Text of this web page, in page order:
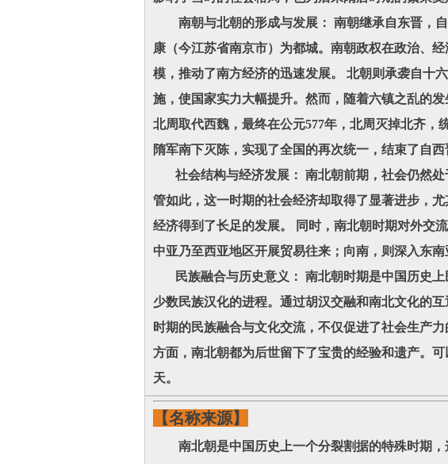
南朝与北朝的形成与发展： 南朝继承自东晋，自
康（今江苏省南京市）为都城。南朝政权在政治、
模，推动了南方经济的迅速发展。 北朝则承袭自十
施，使国家实力大幅提升。然而，随着六镇之乱的
北周取代西魏，最终在公元577年，北周灭掉北齐，
隋军南下灭陈，实现了全国的再次统一，结束了自
社会结构与经济发展： 南北朝前期，社会仍然处
管如此，这一时期的社会经济却取得了显著进步，
经济得到了长足的发展。 同时，南北朝时期对外交
中亚乃至西亚地区开展贸易往来；向南，则深入东
民族融合与历史意义： 南北朝时期是中国历史上
少数民族汉化的进程。通过胡汉交融和南北文化的
时期的民族融合与文化交流，不仅促进了社会生产
方面，南北朝都为后世留下了宝贵的经验和遗产。
天。
【名称来源】
南北朝是中国历史上一个分裂割据的特殊时期，